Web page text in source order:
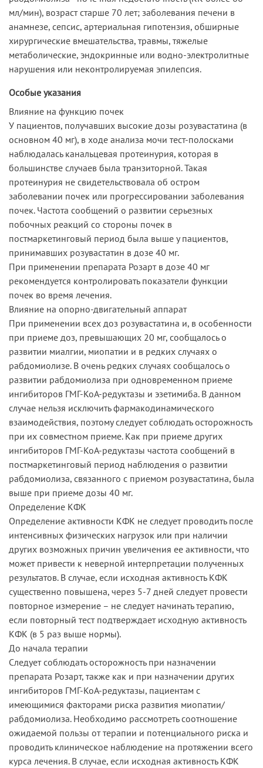
мл/мин), возраст старше 70 лет; заболевания печени в
анамнезе, сепсис, артериальная гипотензия, обширные
хирургические вмешательства, травмы, тяжелые
метаболические, эндокринные или водно-электролитные
нарушения или неконтролируемая эпилепсия.
Особые указания
Влияние на функцию почек
У пациентов, получавших высокие дозы розувастатина (в
основном 40 мг), в ходе анализа мочи тест-полосками
наблюдалась канальцевая протеинурия, которая в
большинстве случаев была транзиторной. Такая
протеинурия не свидетельствовала об остром
заболевании почек или прогрессировании заболевания
почек. Частота сообщений о развитии серьезных
побочных реакций со стороны почек в
постмаркетинговый период была выше у пациентов,
принимавших розувастатин в дозе 40 мг.
При применении препарата Розарт в дозе 40 мг
рекомендуется контролировать показатели функции
почек во время лечения.
Влияние на опорно-двигательный аппарат
При применении всех доз розувастатина и, в особенности
при приеме доз, превышающих 20 мг, сообщалось о
развитии миалгии, миопатии и в редких случаях о
рабдомиолизе. В очень редких случаях сообщалось о
развитии рабдомиолиза при одновременном приеме
ингибиторов ГМГ-КоА-редуктазы и эзетимиба. В данном
случае нельзя исключить фармакодинамического
взаимодействия, поэтому следует соблюдать осторожность
при их совместном приеме. Как при приеме других
ингибиторов ГМГ-КоА-редуктазы частота сообщений в
постмаркетинговый период наблюдения о развитии
рабдомиолиза, связанного с приемом розувастатина, была
выше при приеме дозы 40 мг.
Определение КФК
Определение активности КФК не следует проводить после
интенсивных физических нагрузок или при наличии
других возможных причин увеличения ее активности, что
может привести к неверной интерпретации полученных
результатов. В случае, если исходная активность КФК
существенно повышена, через 5-7 дней следует провести
повторное измерение – не следует начинать терапию,
если повторный тест подтверждает исходную активность
КФК (в 5 раз выше нормы).
До начала терапии
Следует соблюдать осторожность при назначении
препарата Розарт, также как и при назначении других
ингибиторов ГМГ-КоА-редуктазы, пациентам с
имеющимися факторами риска развития миопатии/
рабдомиолиза. Необходимо рассмотреть соотношение
ожидаемой пользы от терапии и потенциального риска и
проводить клиническое наблюдение на протяжении всего
курса лечения. В случае, если исходная активность КФК